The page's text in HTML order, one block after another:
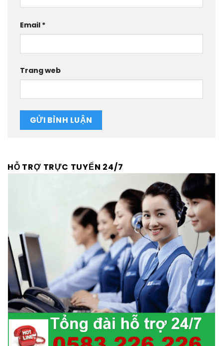
Email *
Trang web
HỖ TRỢ TRỰC TUYẾN 24/7